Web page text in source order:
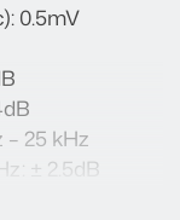
0.5mV
– 25 kHz
± 2.5dB